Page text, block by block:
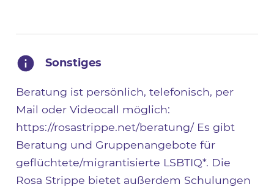
Sonstiges
Beratung ist persönlich, telefonisch, per
Mail oder Videocall möglich:
https://rosastrippe.net/beratung/ Es gibt
Beratung und Gruppenangebote für
geflüchtete/migrantisierte LSBTIQ*. Die
Rosa Strippe bietet außerdem Schulungen